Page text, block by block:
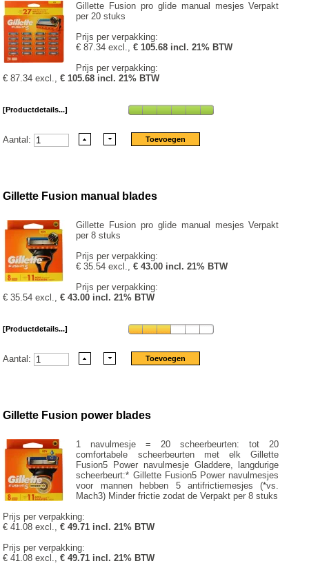
Gillette Fusion pro glide manual mesjes Verpakt
per 20 stuks
Prijs per verpakking:
€ 87.34 excl.,€ 105.68 incl. 21% BTW
Prijs per verpakking:
€ 87.34 excl.,€ 105.68 incl. 21% BTW
[Productdetails...]
Aantal:
Gillette Fusion manual blades
Gillette Fusion pro glide manual mesjes Verpakt
per 8 stuks
Prijs per verpakking:
€ 35.54 excl.,€ 43.00 incl. 21% BTW
Prijs per verpakking:
€ 35.54 excl.,€ 43.00 incl. 21% BTW
[Productdetails...]
Aantal:
Gillette Fusion power blades
1 navulmesje = 20 scheerbeurten: tot 20
comfortabele scheerbeurten met elk Gillette
Fusion5 Power navulmesje Gladdere, langdurige
scheerbeurt:* Gillette Fusion5 Power navulmesjes
voor mannen hebben 5 antifrictiemesjes (*vs.
Mach3) Minder frictie zodat de Verpakt per 8 stuks
Prijs per verpakking:
€ 41.08 excl.,€ 49.71 incl. 21% BTW
Prijs per verpakking:
€ 41.08 excl.,€ 49.71 incl. 21% BTW